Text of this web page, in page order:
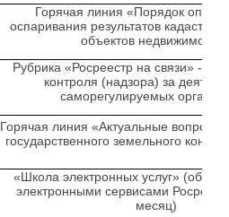
Горячая линия «Порядок
оспаривания результатов
объектов
Рубрика «Росреестр на связи» -
контроля (надзора) за
саморегулируемых
Горячая линия «Актуальные вопросы
государственного земельного
«Школа электронных услуг»
электронными сервисами
месяц)